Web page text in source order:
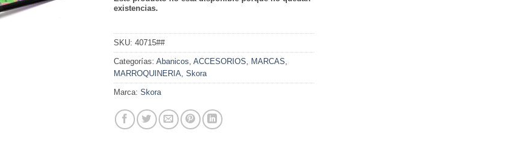
existencias.
SKU: 40715##
Categorías: Abanicos, ACCESORIOS, MARCAS,
MARROQUINERIA, Skora
Marca: Skora